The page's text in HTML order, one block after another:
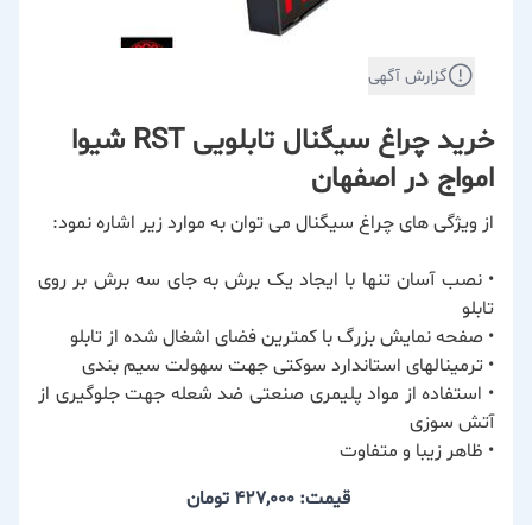
گزارش آگهی
خرید چراغ سیگنال تابلویی RST شیوا
امواج در اصفهان
از ویژگی های چراغ سیگنال می توان به موارد زیر اشاره نمود:
• نصب آسان تنها با ایجاد یک برش به جای سه برش بر روی
تابلو
• صفحه نمایش بزرگ با کمترین فضای اشغال شده از تابلو
• ترمینالهای استاندارد سوکتی جهت سهولت سیم بندی
• استفاده از مواد پلیمری صنعتی ضد شعله جهت جلوگیری از
آتش سوزی
• ظاهر زیبا و متفاوت
قیمت: 427,000
تومان